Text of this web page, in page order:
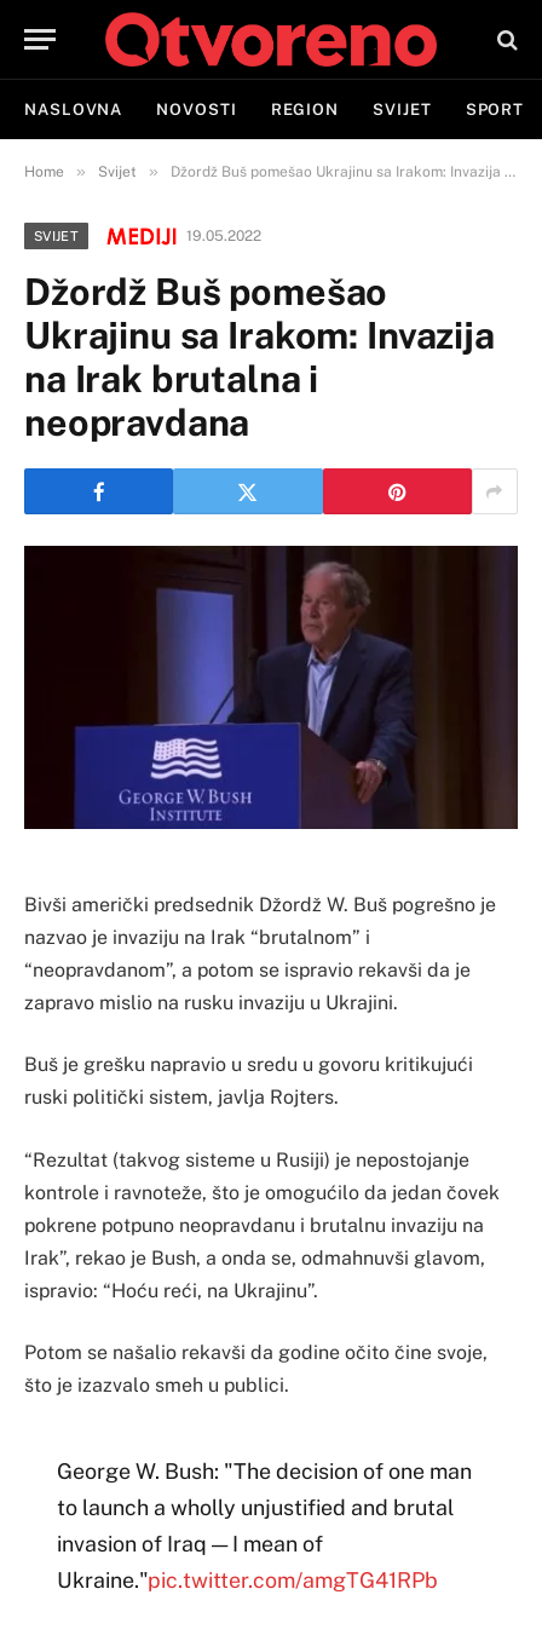
NASLOVNA NOVOSTI REGION SVIJET SPORT
Home » Svijet » Džordž Buš pomešao Ukrajinu sa Irakom: Invazija na Irak brutalna i neopravdana
SVIJET 19.05.2022
Džordž Buš pomešao
Ukrajinu sa Irakom: Invazija
na Irak brutalna i
neopravdana
Bivši američki predsednik Džordž W. Buš pogrešno je
nazvao je invaziju na Irak “brutalnom” i
“neopravdanom”, a potom se ispravio rekavši da je
zapravo mislio na rusku invaziju u Ukrajini.
Buš je grešku napravio u sredu u govoru kritikujući
ruski politički sistem, javlja Rojters.
“Rezultat (takvog sisteme u Rusiji) je nepostojanje
kontrole i ravnoteže, što je omogućilo da jedan čovek
pokrene potpuno neopravdanu i brutalnu invaziju na
Irak”, rekao je Bush, a onda se, odmahnuvši glavom,
ispravio: “Hoću reći, na Ukrajinu”.
Potom se našalio rekavši da godine očito čine svoje,
što je izazvalo smeh u publici.
George W. Bush: "The decision of one man
to launch a wholly unjustified and brutal
invasion of Iraq — I mean of
Ukraine."pic.twitter.com/amgTG41RPb